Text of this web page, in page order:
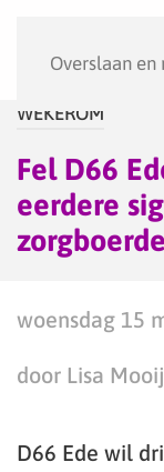
Overslaan
WEKEROM
Fel D66
eerdere
woensdag 15
door Lisa
D66 Ede wil